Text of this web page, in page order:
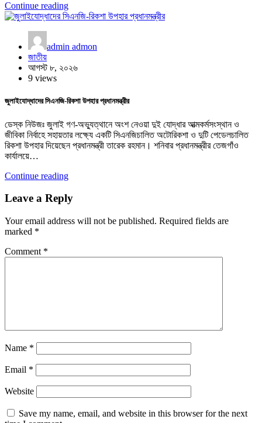
Continue reading
admin admon
জাতীয়
আগস্ট ৮, ২০২৬
9 views
জুলাইযোদ্ধাদের সিএনজি-রিকশা উপহার প্রধানমন্ত্রীর
ডেস্ক নিউজঃ জুলাই গণ-অভ্যুত্থানে অংশ নেওয়া দুই যোদ্ধার আত্মকর্মসংস্থান ও
জীবিকা নির্বাহে সহায়তার লক্ষ্যে একটি সিএনজিচালিত অটোরিকশা ও দুটি পেডেলচালিত
রিকশা উপহার দিয়েছেন প্রধানমন্ত্রী তারেক রহমান। শনিবার প্রধানমন্ত্রীর তেজগাঁও
কার্যালয়ে…
Continue reading
Leave a Reply
Your email address will not be published. Required fields are
marked *
Comment *
Name *
Email *
Website
Save my name, email, and website in this browser for the next